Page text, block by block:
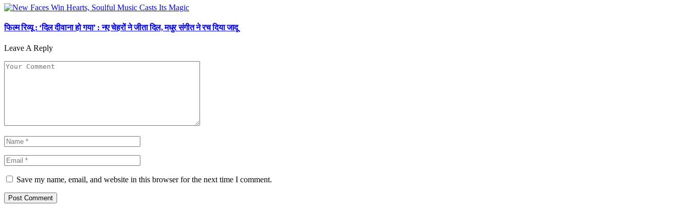
फिल्म रिव्यू : ‘दिल दीवाना हो गया’ : नए चेहरों ने जीता दिल, मधुर संगीत ने रच दिया जादू
Leave A Reply
Save my name, email, and website in this browser for the next time I comment.